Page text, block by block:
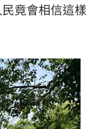
竟會相信這樣